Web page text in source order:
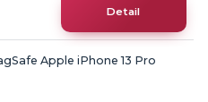
Detail
Apple iPhone 13 Pro